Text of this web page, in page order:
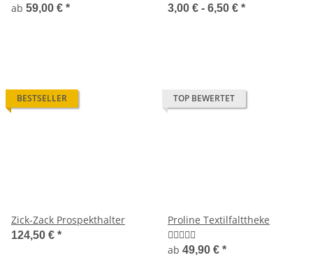
ab 59,00 € * 3,00 € - 6,50 € *
BESTSELLER
Zick-Zack Prospekthalter
124,50 € *
TOP BEWERTET
Proline Textilfalttheke
ab 49,90 € *